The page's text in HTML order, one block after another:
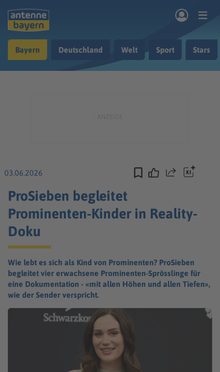
Musik & Radio
Bayern Deutschland Welt Sport Stars
03.06.2026 Teilen
ProSieben begleitet
Prominenten-Kinder in Reality-
Doku
Wie lebt es sich als Kind von Prominenten? ProSieben
begleitet vier erwachsene Prominenten-Sprösslinge für
eine Dokumentation - «mit allen Höhen und allen Tiefen»,
wie der Sender verspricht.